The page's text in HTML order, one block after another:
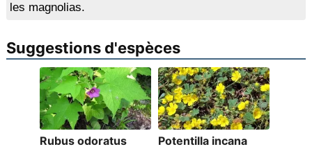
les magnolias.
Suggestions d'espèces
Rubus odoratus Potentilla incana